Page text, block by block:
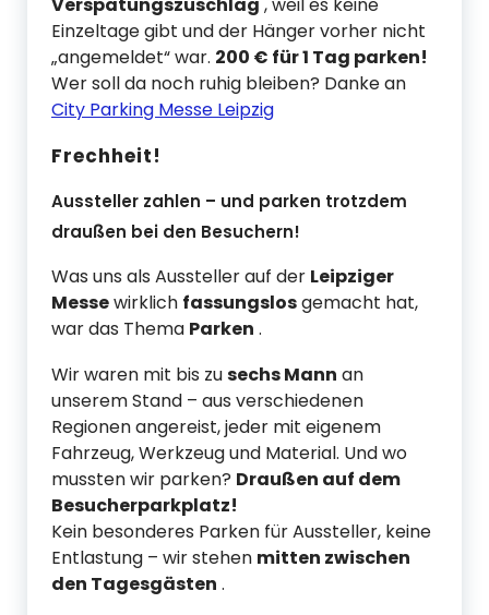
Einzeltage gibt und der Hänger vorher nicht
„angemeldet“ war. 200 € für 1 Tag parken!
Wer soll da noch ruhig bleiben? Danke an
City Parking Messe Leipzig
Frechheit!
Aussteller zahlen – und parken trotzdem
draußen bei den Besuchern!
Was uns als Aussteller auf der Leipziger
Messewirklich fassungslosgemacht hat,
war das Thema Parken .
Wir waren mit bis zusechs Mann an
unserem Stand – aus verschiedenen
Regionen angereist, jeder mit eigenem
Fahrzeug, Werkzeug und Material. Und wo
mussten wir parken? Draußen auf dem
Besucherparkplatz!
Kein besonderes Parken für Aussteller, keine
Entlastung – wir stehen mitten zwischen
den Tagesgästen .